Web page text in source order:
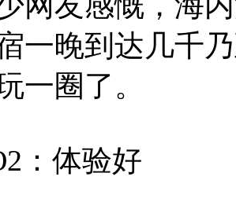
一晚到达几千
一圈了。
：体验好